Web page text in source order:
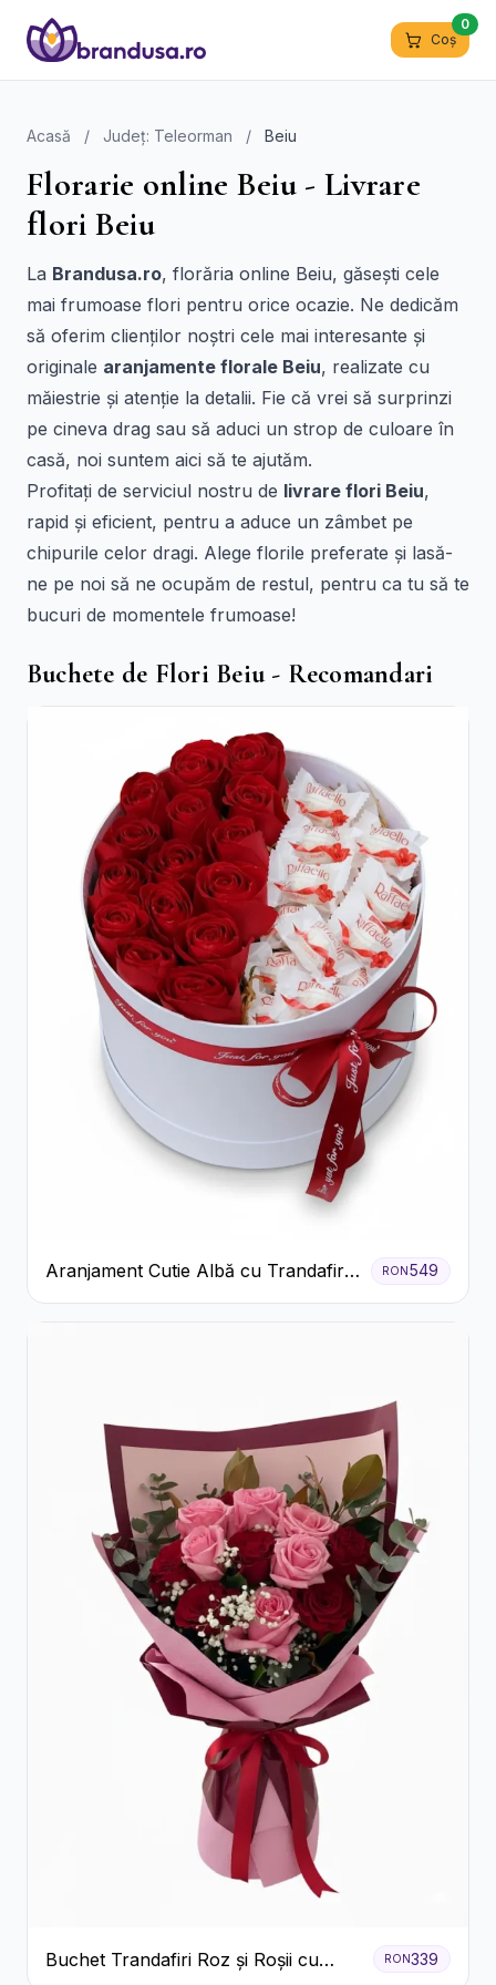
Coș
0
Acasă / Județ: Teleorman / Beiu
Florarie online Beiu - Livrare
flori Beiu
La Brandusa.ro, florăria online Beiu, găsești cele
mai frumoase flori pentru orice ocazie. Ne dedicăm
să oferim clienților noștri cele mai interesante și
originale aranjamente florale Beiu, realizate cu
măiestrie și atenție la detalii. Fie că vrei să surprinzi
pe cineva drag sau să aduci un strop de culoare în
casă, noi suntem aici să te ajutăm.
Profitați de serviciul nostru de livrare flori Beiu,
rapid și eficient, pentru a aduce un zâmbet pe
chipurile celor dragi. Alege florile preferate și lasă-
ne pe noi să ne ocupăm de restul, pentru ca tu să te
bucuri de momentele frumoase!
Buchete de Flori Beiu - Recomandari
Aranjament Cutie Albă cu Trandafiri
Roșii și Raffaello
RON549
Buchet Trandafiri Roz și Roșii cu
RON339